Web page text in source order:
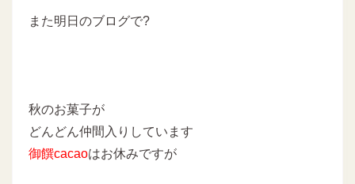
また明日のブログで?
秋のお菓子が
どんどん仲間入りしています
御饌cacaoはお休みですが